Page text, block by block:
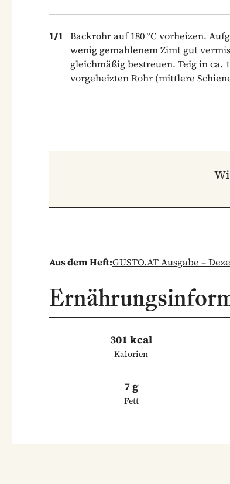
1/1
Backrohr auf 180 °C vorheizen.
wenig gemahlenem Zimt gut
gleichmäßig bestreuen. Teig in ca.
vorgeheizten Rohr (mittlere
Aus dem Heft:GUSTO.AT Ausgabe –
301 kcal
Kalorien
7 g
Fett